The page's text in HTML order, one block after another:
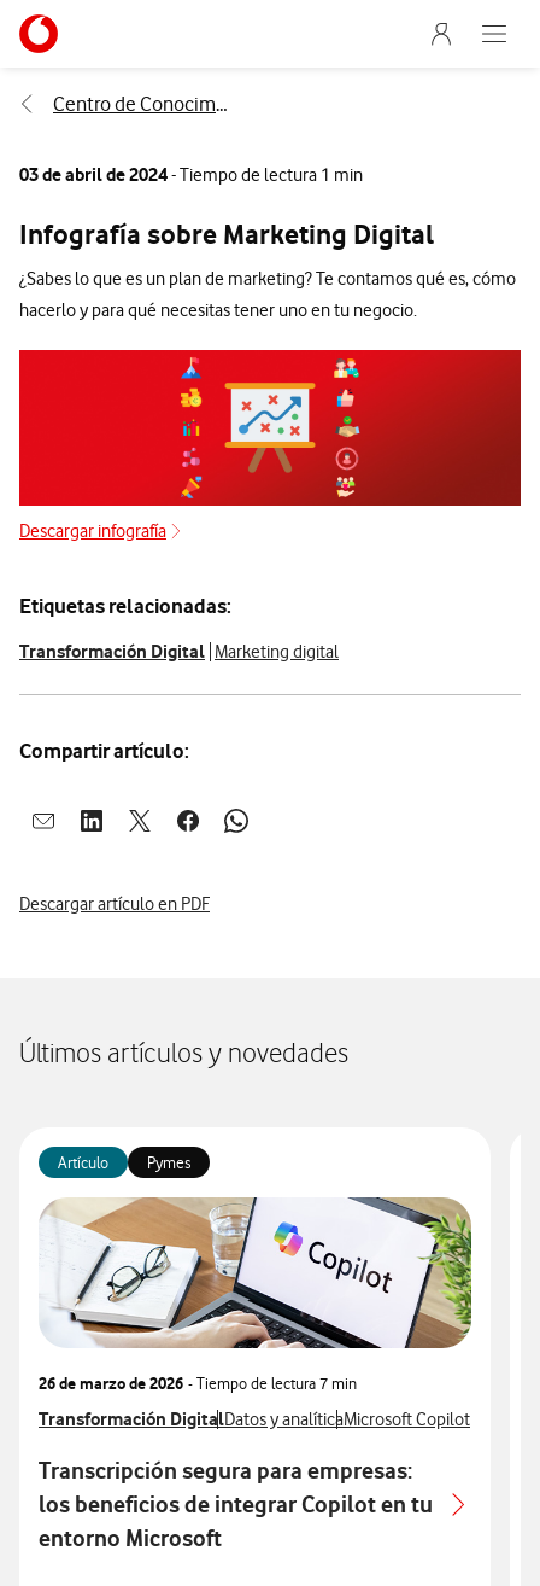
Ir a la pagina principal de vodafone.es
Menu
Abre
Centro de Conocimiento
03 de abril de 2024- Tiempo de lectura 1 min
Infografía sobre Marketing Digital
¿Sabes lo que es un plan de marketing? Te contamos qué es, cómo
hacerlo y para qué necesitas tener uno en tu negocio.
Descargar infografía
Etiquetas relacionadas:
Transformación Digital Marketing digital
Compartir artículo:
Abrir ventana para compartir en mail
Abrir ventana para compartir en linkedin
Abrir ventana para compartir en twitter
Abrir ventana para compartir en facebook
Abrir ventana para compartir en
Descargar artículo en PDF
Últimos artículos y novedades
Artículo Pymes
26 de marzo de 2026 - Tiempo de lectura7 min
Ver más articulos relacionados con
Transformación DigitalVer más artículos con
Datos y analíticaVer más artículos con
Microsoft Copilot
Transcripción segura para empresas:
los beneficios de integrar Copilot en tu
entorno Microsoft